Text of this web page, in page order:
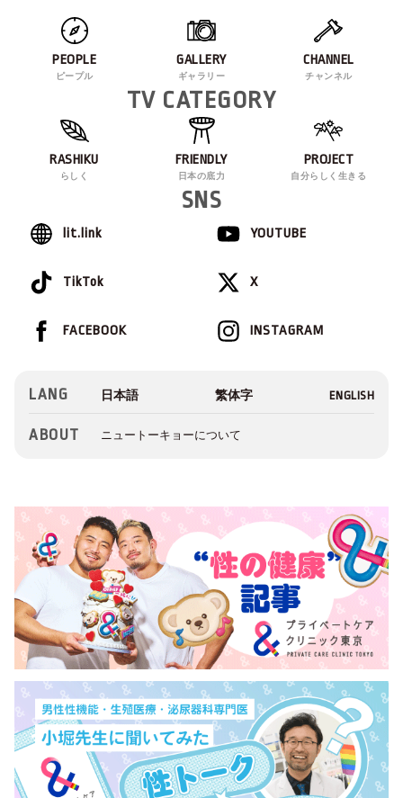
PEOPLE
ピープル
GALLERY
ギャラリー
CHANNEL
チャンネル
TV CATEGORY
RASHIKU
らしく
FRIENDLY
日本の底力
PROJECT
自分らしく生きる
SNS
lit.link YOUTUBE
TikTok X
INSTAGRAM
FACEBOOK
LANG
ABOUT ニュートーキョーについて